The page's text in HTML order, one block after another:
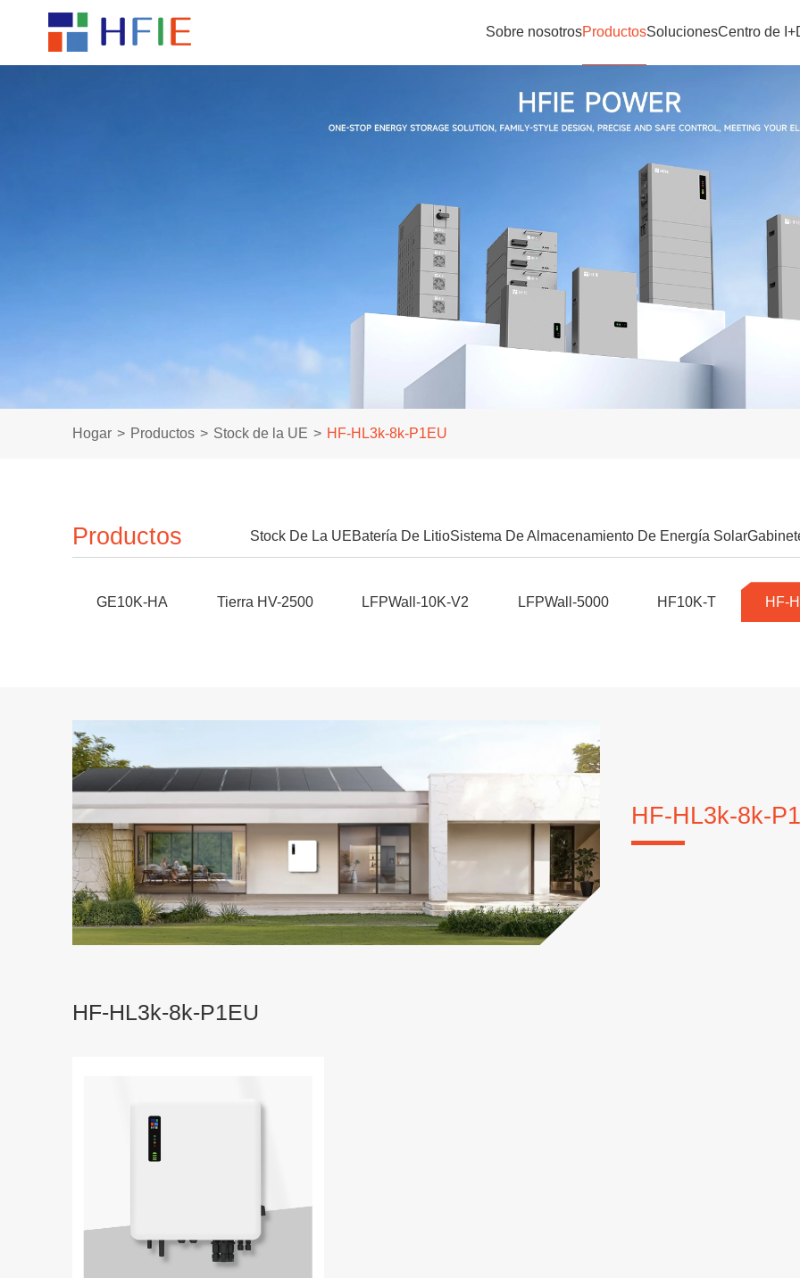
Sobre nosotrosProductosSolucionesCentro de
Hogar Productos Stock de la UE HF-HL3k-8k-P1EU
Productos Stock De La UEBatería De LitioSistema De Almacenamiento De Energía Solar
GE10K-HA Tierra HV-2500 LFPWall-10K-V2 LFPWall-5000 HF10K-T HF-
HF-HL3k-8k-
HF-HL3k-8k-P1EU